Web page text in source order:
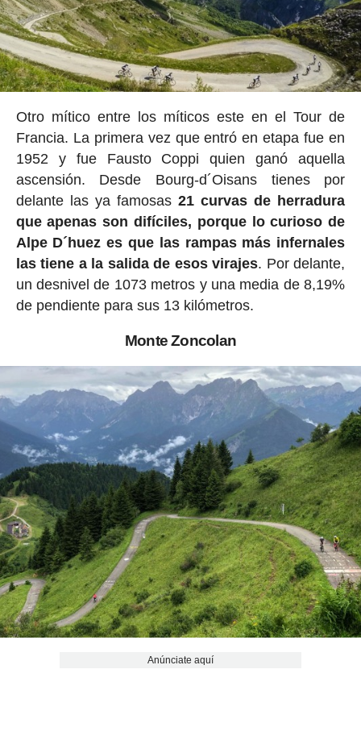
Otro mítico entre los míticos este en el Tour de
Francia. La primera vez que entró en etapa fue en
1952 y fue Fausto Coppi quien ganó aquella
ascensión. Desde Bourg-d´Oisans tienes por
delante las ya famosas21 curvas de herradura
que apenas son difíciles, porque lo curioso de
Alpe D´huez es que las rampas más infernales
las tiene a la salida de esos virajes. Por delante,
un desnivel de 1073 metros y una media de 8,19%
de pendiente para sus 13 kilómetros.
Monte Zoncolan
Anúnciate aquí